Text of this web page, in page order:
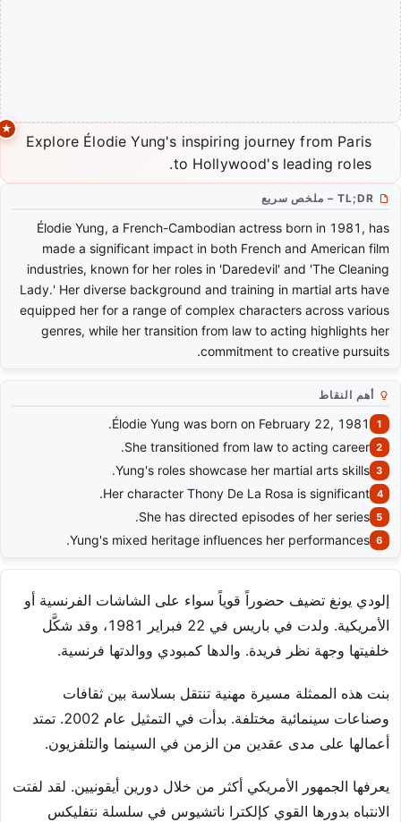
Explore Élodie Yung's inspiring journey from Paris
to Hollywood's leading roles.
TL;DR – ملخص سريع
Élodie Yung, a French-Cambodian actress born in 1981, has
made a significant impact in both French and American film
industries, known for her roles in 'Daredevil' and 'The Cleaning
Lady.' Her diverse background and training in martial arts have
equipped her for a range of complex characters across various
genres, while her transition from law to acting highlights her
commitment to creative pursuits.
أهم النقاط
Élodie Yung was born on February 22, 1981.
She transitioned from law to acting career.
Yung's roles showcase her martial arts skills.
Her character Thony De La Rosa is significant.
She has directed episodes of her series.
Yung's mixed heritage influences her performances.
إلودي يونغ تضيف حضوراً قوياً سواء على الشاشات الفرنسية أو
الأمريكية. ولدت في باريس في 22 فبراير 1981، وقد شكَّل
خلفيتها وجهة نظر فريدة. والدها كمبودي ووالدتها فرنسية.
بنت هذه الممثلة مسيرة مهنية تنتقل بسلاسة بين ثقافات
وصناعات سينمائية مختلفة. بدأت في التمثيل عام 2002. تمتد
أعمالها على مدى عقدين من الزمن في السينما والتلفزيون.
يعرفها الجمهور الأمريكي أكثر من خلال دورين أيقونيين. لقد لفتت
الانتباه بدورها القوي كإلكترا ناتشيوس في سلسلة نتفليكس